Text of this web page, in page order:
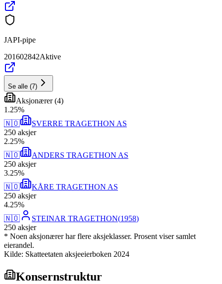
JAPI-pipe
201602842Aktive
Se alle (7)
Aksjonærer(4)
1 .25%
🇳🇴
SVERRE TRAGETHON AS
250 aksjer
2.25%
🇳🇴
ANDERS TRAGETHON AS
250 aksjer
3.25%
🇳🇴
KÅRE TRAGETHON AS
250 aksjer
4.25%
🇳🇴
STEINAR TRAGETHON(1958)
250 aksjer
* Noen aksjonærer har flere aksjeklasser. Prosent viser samlet
eierandel.
Kilde: Skatteetaten aksjeeierboken 2024
Konsernstruktur